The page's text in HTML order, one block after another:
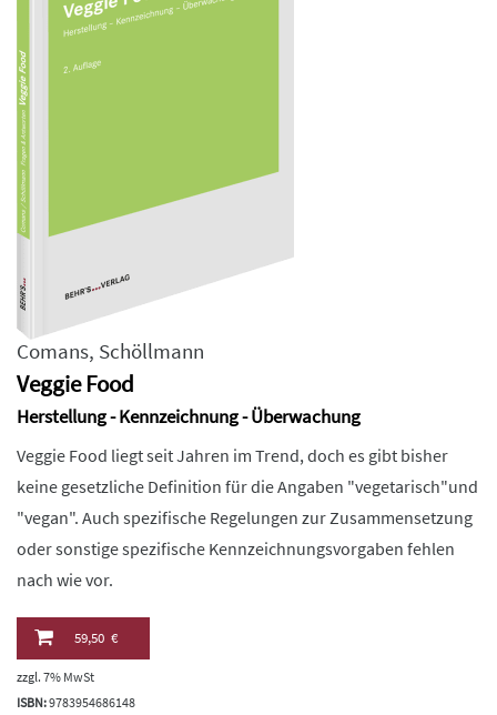
Comans, Schöllmann
Veggie Food
Herstellung - Kennzeichnung - Überwachung
Veggie Food liegt seit Jahren im Trend, doch es gibt bisher
keine gesetzliche Definition für die Angaben "vegetarisch"und
"vegan". Auch spezifische Regelungen zur Zusammensetzung
oder sonstige spezifische Kennzeichnungsvorgaben fehlen
nach wie vor.
59,50 €
zzgl. 7% MwSt
ISBN:9783954686148